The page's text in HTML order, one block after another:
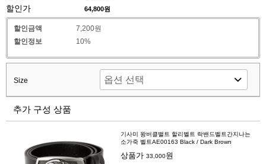
할인가 64,800원
할인금액
7,200원
할인정보
10%
Size
추가 구성 상품
기사미 왕버클밸트 할리벨트 락밴드벨트간지나는
소가죽 벨트AE00163 Black / Dark Brown
상품가 33,000원